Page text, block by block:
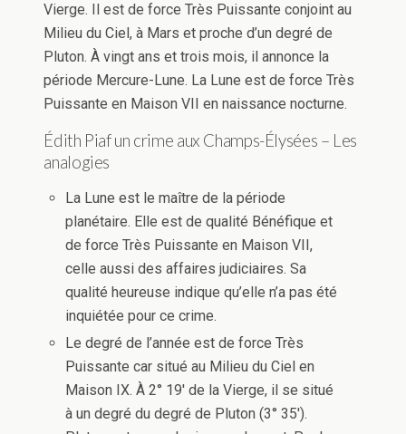
Vierge. Il est de force Très Puissante conjoint au
Milieu du Ciel, à Mars et proche d’un degré de
Pluton. À vingt ans et trois mois, il annonce la
période Mercure-Lune. La Lune est de force Très
Puissante en Maison VII en naissance nocturne.
Édith Piaf un crime aux Champs-Élysées – Les
analogies
La Lune est le maître de la période
planétaire. Elle est de qualité Bénéfique et
de force Très Puissante en Maison VII,
celle aussi des affaires judiciaires. Sa
qualité heureuse indique qu’elle n’a pas été
inquiétée pour ce crime.
Le degré de l’année est de force Très
Puissante car situé au Milieu du Ciel en
Maison IX. À 2° 19′ de la Vierge, il se situé
à un degré du degré de Pluton (3° 35′).